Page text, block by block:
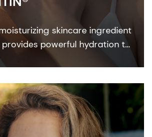
skincare ingredient
provides powerful hydration to
visualized by new facial skin